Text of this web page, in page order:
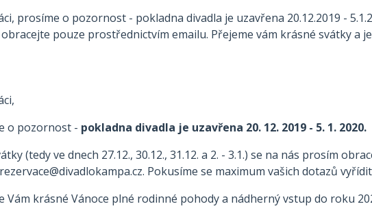
prosíme o pozornost - pokladna divadla je uzavřena 20.12.2019 -
pouze prostřednictvím emailu. Přejeme vám krásné svátky a
o pozornost - pokladna divadla je uzavřena 20. 12. 2019 - 5. 1. 2020.
(tedy ve dnech 27.12., 30.12., 31.12. a 2. - 3.1.) se na nás prosím
Pokusíme se maximum vašich dotazů
Vám krásné Vánoce plné rodinné pohody a nádherný vstup do roku